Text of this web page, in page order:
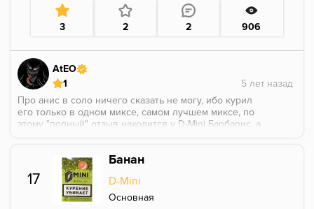
3 2 2 906
AtEO
1
Про анис в соло ничего сказать не могу, ибо курил
его только в одном миксе, самом лучшем миксе, по
этому "полный" отзыв находится у D-Mini Барбарис, а
данный вкус получился, так что пятерка,
рекомендую!
17
Банан
D-Mini
Основная